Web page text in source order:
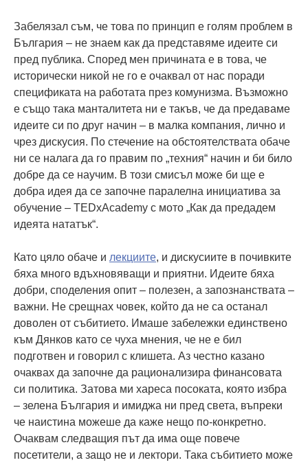
Забелязал съм, че това по принцип е голям проблем в
България – не знаем как да представяме идеите си
пред публика. Според мен причината е в това, че
исторически никой не го е очаквал от нас поради
спецификата на работата през комунизма. Възможно
е също така манталитета ни е такъв, че да предаваме
идеите си по друг начин – в малка компания, лично и
чрез дискусия. По стечение на обстоятелствата обаче
ни се налага да го правим по „техния“ начин и би било
добре да се научим. В този смисъл може би ще е
добра идея да се започне паралелна инициатива за
обучение – TEDxAcademy с мото „Как да предадем
идеята нататък“.
Като цяло обаче и лекциите, и дискусиите в почивките
бяха много вдъхновяващи и приятни. Идеите бяха
добри, споделения опит – полезен, а запознанствата –
важни. Не срещнах човек, който да не са останал
доволен от събитието. Имаше забележки единствено
към Дянков като се чуха мнения, че не е бил
подготвен и говорил с клишета. Аз честно казано
очаквах да започне да рационализира финансовата
си политика. Затова ми хареса посоката, която избра
– зелена България и имиджа ни пред света, въпреки
че наистина можеше да каже нещо по-конкретно.
Очаквам следващия път да има още повече
посетители, а защо не и лектори. Така събитието може